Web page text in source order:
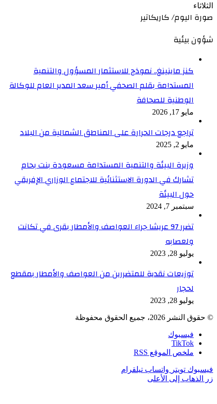
الثلاثاء
صورة اليوم/ كاريكاتير
شؤون بيئية
كنز ماينينغ.. نموذج للاستثمار المسؤول والتنمية
المستدامة بقلم الصحفي أمير سعد المدير العام للوكالة
الوطنية للصحافة
مايو 17, 2026
تراجع درجات الحرارة على المناطق الشمالية من البلاد
مايو 2, 2025
وزيرة البيئة والتنمية المستدامة مسعودة بنت بحام
تشارك في الدورة الاستثنائية للاجتماع الوزاري الإفريقي
حول البيئة
سبتمبر 7, 2024
تضرر 97 عريشا جراء العواصف والأمطار بقرى في تكانت
ولعصابه
يوليو 28, 2023
توزيعات نقدية للمتضررين من العواصف والأمطار بمقطع
لحجار
يوليو 28, 2023
© حقوق النشر 2026، جميع الحقوق محفوظة
فيسبوك
TikTok
ملخص الموقع RSS
فيسبوك تويتر واتساب تيلقرام
زر الذهاب إلى الأعلى